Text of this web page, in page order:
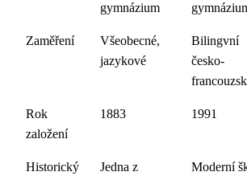
gymnázium
Zaměření
Všeobecné,
jazykové
Bilingvní
česko-
Rok
založení
1883 1991
Historický
Jedna z
Moderní